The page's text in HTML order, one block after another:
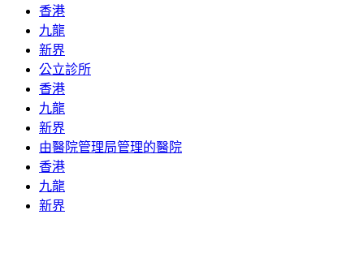
香港
九龍
新界
公立診所
香港
九龍
新界
由醫院管理局管理的醫院
香港
九龍
新界